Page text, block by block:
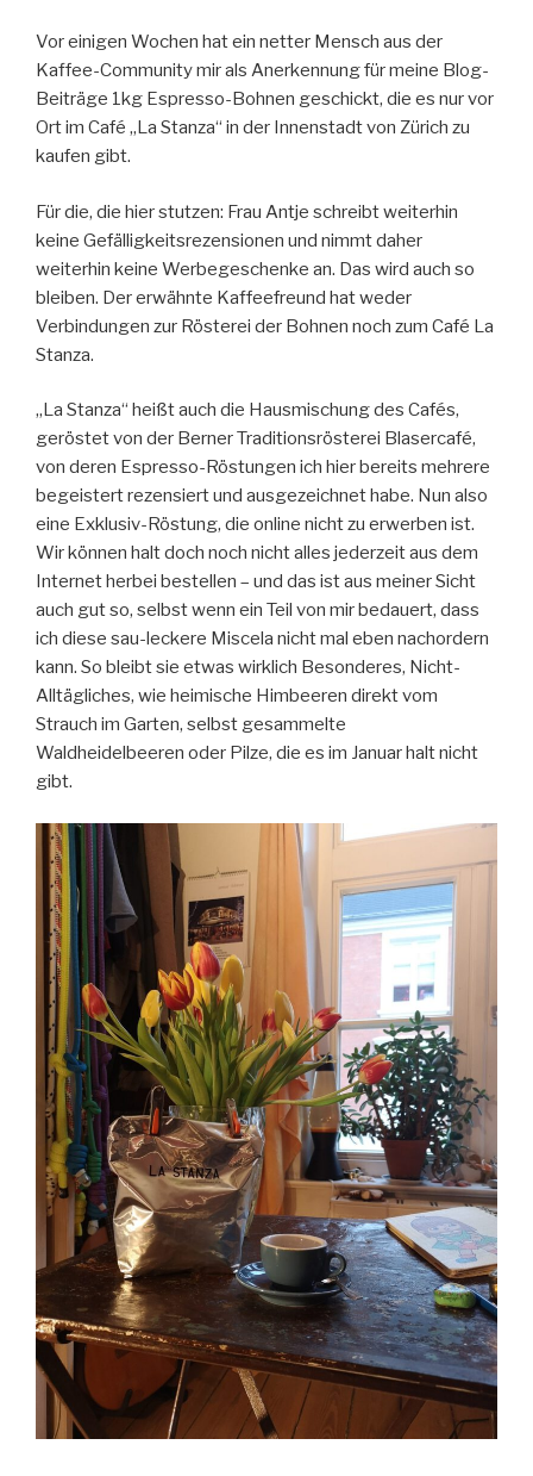
Vor einigen Wochen hat ein netter Mensch aus der
Kaffee-Community mir als Anerkennung für meine Blog-
Beiträge 1kg Espresso-Bohnen geschickt, die es nur vor
Ort im Café „La Stanza“ in der Innenstadt von Zürich zu
kaufen gibt.
Für die, die hier stutzen: Frau Antje schreibt weiterhin
keine Gefälligkeitsrezensionen und nimmt daher
weiterhin keine Werbegeschenke an. Das wird auch so
bleiben. Der erwähnte Kaffeefreund hat weder
Verbindungen zur Rösterei der Bohnen noch zum Café La
Stanza.
„La Stanza“ heißt auch die Hausmischung des Cafés,
geröstet von der Berner Traditionsrösterei Blasercafé,
von deren Espresso-Röstungen ich hier bereits mehrere
begeistert rezensiert und ausgezeichnet habe. Nun also
eine Exklusiv-Röstung, die online nicht zu erwerben ist.
Wir können halt doch noch nicht alles jederzeit aus dem
Internet herbei bestellen – und das ist aus meiner Sicht
auch gut so, selbst wenn ein Teil von mir bedauert, dass
ich diese sau-leckere Miscela nicht mal eben nachordern
kann. So bleibt sie etwas wirklich Besonderes, Nicht-
Alltägliches, wie heimische Himbeeren direkt vom
Strauch im Garten, selbst gesammelte
Waldheidelbeeren oder Pilze, die es im Januar halt nicht
gibt.